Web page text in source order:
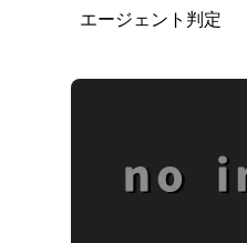
エージェント判定